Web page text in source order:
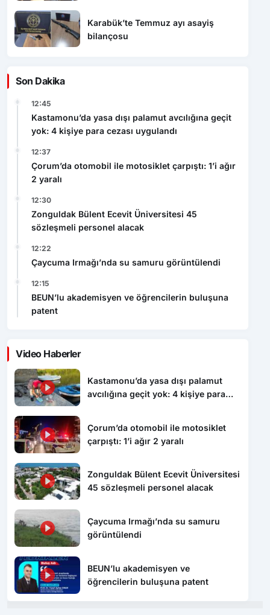
Karabük’te Temmuz ayı asayiş
bilançosu
Son Dakika
12:45
Kastamonu’da yasa dışı palamut avcılığına geçit
yok: 4 kişiye para cezası uygulandı
12:37
Çorum’da otomobil ile motosiklet çarpıştı: 1’i ağır
2 yaralı
12:30
Zonguldak Bülent Ecevit Üniversitesi 45
sözleşmeli personel alacak
12:22
Çaycuma Irmağı’nda su samuru görüntülendi
12:15
BEUN’lu akademisyen ve öğrencilerin buluşuna
patent
Video Haberler
Kastamonu’da yasa dışı palamut
avcılığına geçit yok: 4 kişiye para
Çorum’da otomobil ile motosiklet
çarpıştı: 1’i ağır 2 yaralı
Zonguldak Bülent Ecevit Üniversitesi
45 sözleşmeli personel alacak
Çaycuma Irmağı’nda su samuru
görüntülendi
BEUN’lu akademisyen ve
öğrencilerin buluşuna patent